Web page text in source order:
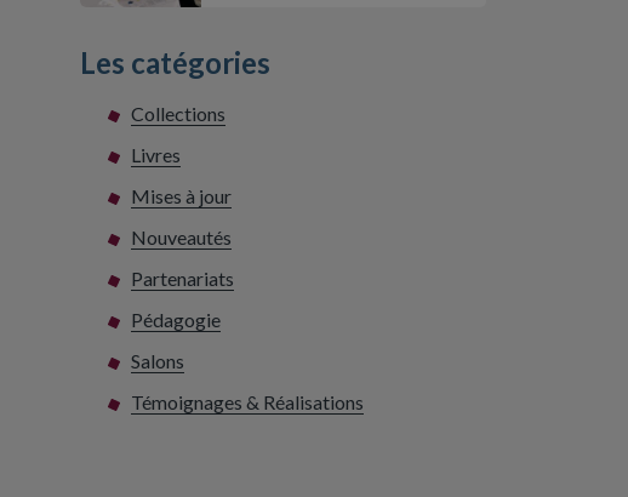
Les catégories
Collections
Livres
Mises à jour
Nouveautés
Partenariats
Pédagogie
Salons
Témoignages & Réalisations